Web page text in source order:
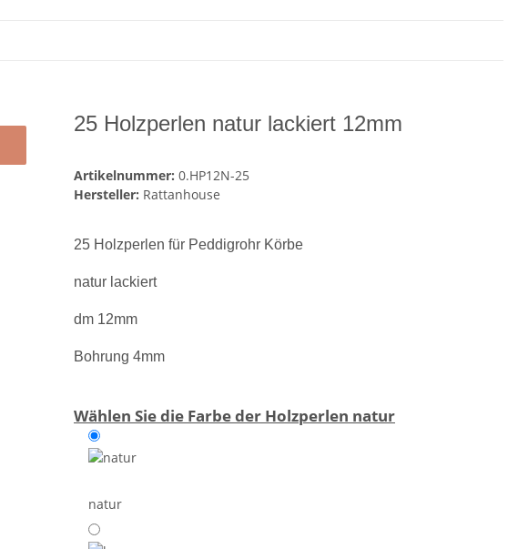
25 Holzperlen natur lackiert 12mm
Artikelnummer: 0.HP12N-25
Hersteller: Rattanhouse
25 Holzperlen für Peddigrohr Körbe
natur lackiert
dm 12mm
Bohrung 4mm
Wählen Sie die Farbe der Holzperlen natur
natur